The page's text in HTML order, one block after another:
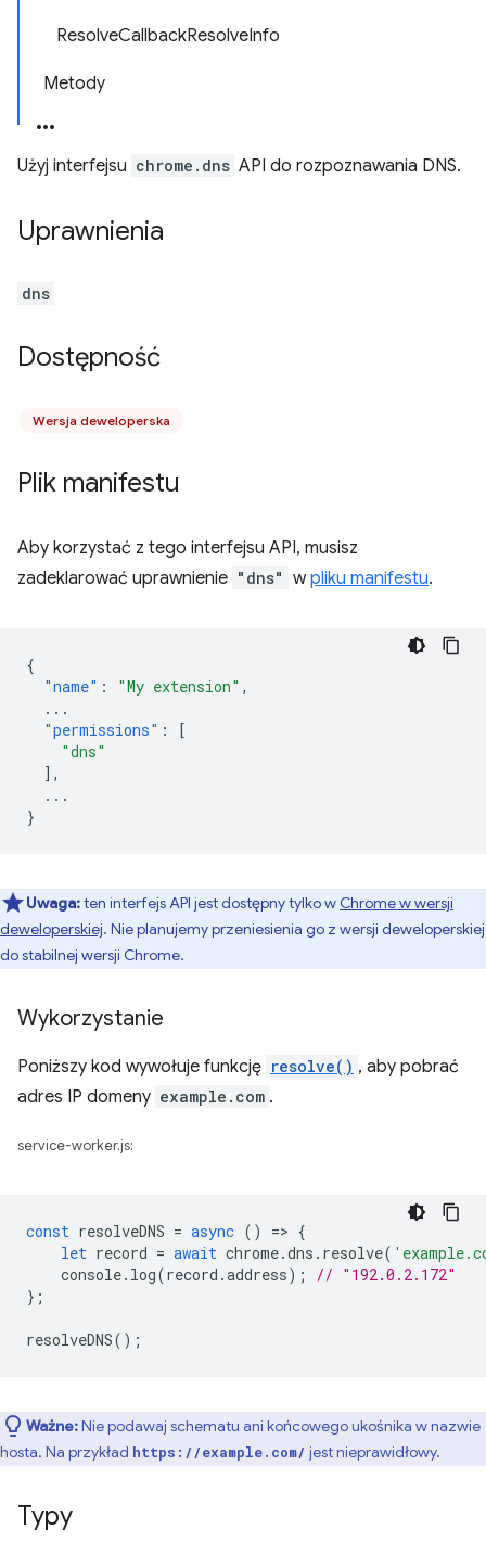
ResolveCallbackResolveInfo
Metody
Użyj interfejsu chrome.dns API do rozpoznawania DNS.
Uprawnienia
dns
Dostępność
Wersja deweloperska
Plik manifestu
Aby korzystać z tego interfejsu API, musisz
zadeklarować uprawnienie "dns" wpliku manifestu.
{
"name" : "My extension" ,
...
"permissions" :
[
"dns"
],
...
}
Uwaga:ten interfejs API jest dostępny tylko w Chrome w wersji
deweloperskiej. Nie planujemy przeniesienia go z wersji deweloperskiej
do stabilnej wersji Chrome.
Wykorzystanie
Poniższy kod wywołuje funkcję resolve() , aby pobrać
adres IP domeny example.com .
service-worker.js:
const resolveDNS = async () => {
let record = await chrome.dns . resolve(
console. log(record .address);
// "192.0.2.172"
};
resolveDNS();
Ważne:Nie podawaj schematu ani końcowego ukośnika w nazwie
hosta. Na przykład https://example.com/ jest nieprawidłowy.
Typy